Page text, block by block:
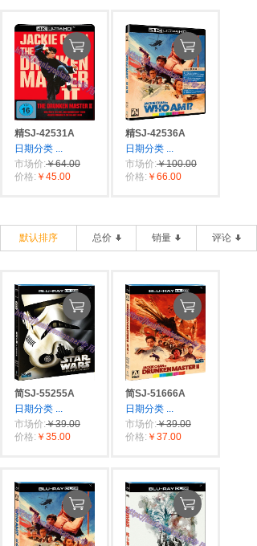
精SJ-42531A
日期分类 ...
市场价:￥64.00
价格: ￥45.00
精SJ-42536A
日期分类 ...
市场价:￥100.00
价格: ￥66.00
默认排序 总价 销量 评论
简SJ-55255A
日期分类 ...
市场价:￥39.00
价格: ￥35.00
简SJ-51666A
日期分类 ...
市场价:￥39.00
价格: ￥37.00